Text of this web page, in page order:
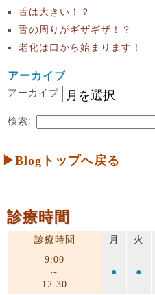
舌は大きい！？
舌の周りがギザギザ！？
老化は口から始まります！
アーカイブ
アーカイブ
検索:
▶Blogトップへ戻る
診療時間
診療時間 月 火
9:00
～
12:30
● ●